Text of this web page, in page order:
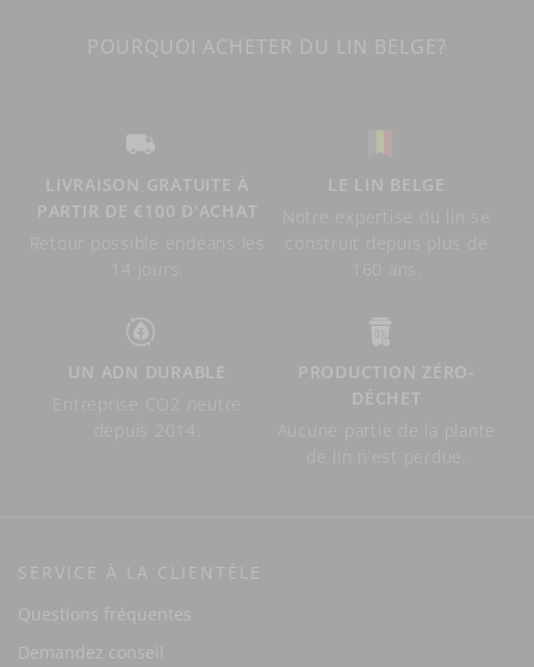
POURQUOI ACHETER DU LIN BELGE?
LIVRAISON GRATUITE À
PARTIR DE €100 D'ACHAT
LE LIN BELGE
UN ADN DURABLE
PRODUCTION ZÉRO-
DÉCHET
SERVICE À LA CLIENTÈLE
Questions fréquentes
Demandez conseil